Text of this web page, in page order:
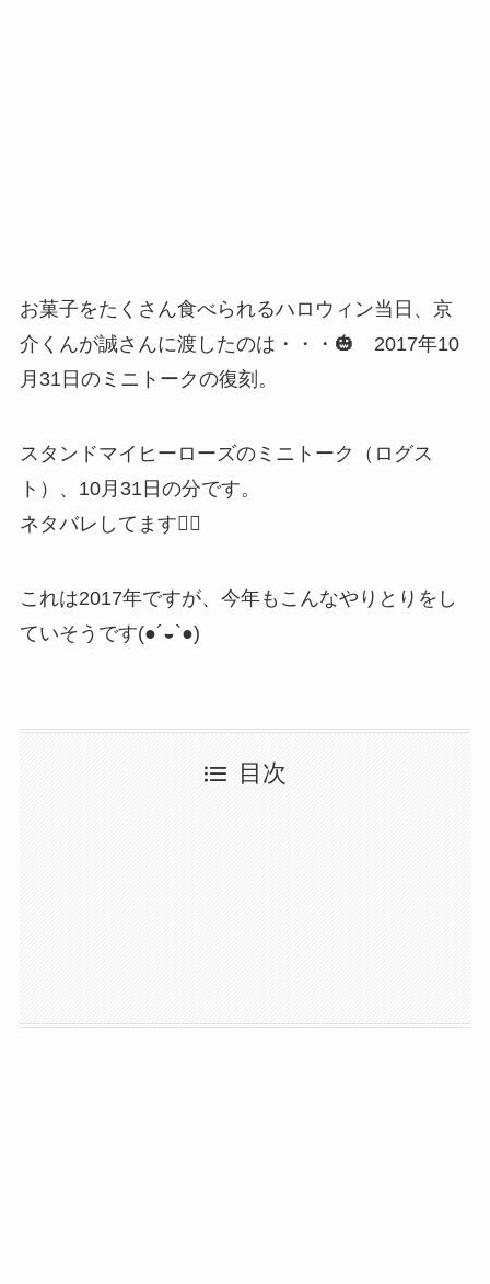
お菓子をたくさん食べられるハロウィン当日、京
介くんが誠さんに渡したのは・・・🎃 2017年10
月31日のミニトークの復刻。
スタンドマイヒーローズのミニトーク（ログス
ト）、10月31日の分です。
ネタバレしてます🙇‍♂️
これは2017年ですが、今年もこんなやりとりをし
ていそうです(●´◒`●)
目次